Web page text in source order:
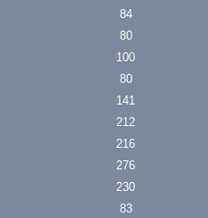
84
80
100
80
141
212
216
276
230
83